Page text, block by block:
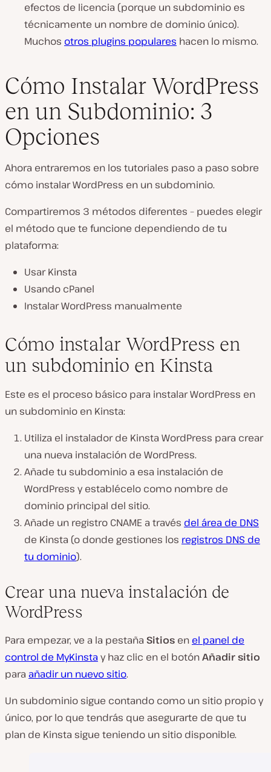
efectos de licencia (porque un subdominio es
técnicamente un nombre de dominio único).
Muchos otros plugins populares hacen lo mismo.
Cómo Instalar WordPress
en un Subdominio: 3
Opciones
Ahora entraremos en los tutoriales paso a paso sobre
cómo instalar WordPress en un subdominio.
Compartiremos 3 métodos diferentes – puedes elegir
el método que te funcione dependiendo de tu
plataforma:
Usar Kinsta
Usando cPanel
Instalar WordPress manualmente
Cómo instalar WordPress en
un subdominio en Kinsta
Este es el proceso básico para instalar WordPress en
un subdominio en Kinsta:
Utiliza el instalador de Kinsta WordPress para crear
una nueva instalación de WordPress.
Añade tu subdominio a esa instalación de
WordPress y establécelo como nombre de
dominio principal del sitio.
Añade un registro CNAME a través del área de DNS
de Kinsta (o donde gestiones los registros DNS de
tu dominio).
Crear una nueva instalación de
WordPress
Para empezar, ve a la pestaña Sitios en el panel de
control de MyKinstay haz clic en el botónAñadir sitio
para añadir un nuevo sitio.
Un subdominio sigue contando como un sitio propio y
único, por lo que tendrás que asegurarte de que tu
plan de Kinsta sigue teniendo un sitio disponible.